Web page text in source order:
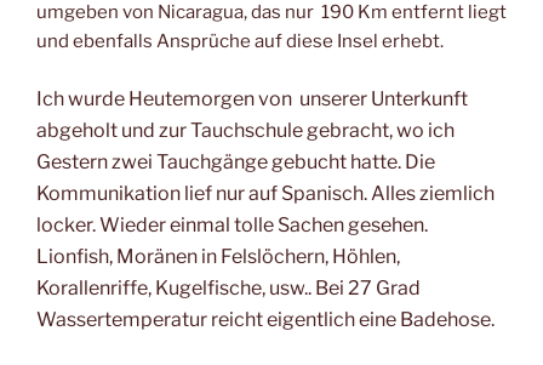
umgeben von Nicaragua, das nur 190 Km entfernt liegt
und ebenfalls Ansprüche auf diese Insel erhebt.
Ich wurde Heutemorgen von unserer Unterkunft
abgeholt und zur Tauchschule gebracht, wo ich
Gestern zwei Tauchgänge gebucht hatte. Die
Kommunikation lief nur auf Spanisch. Alles ziemlich
locker. Wieder einmal tolle Sachen gesehen.
Lionfish, Moränen in Felslöchern, Höhlen,
Korallenriffe, Kugelfische, usw.. Bei 27 Grad
Wassertemperatur reicht eigentlich eine Badehose.